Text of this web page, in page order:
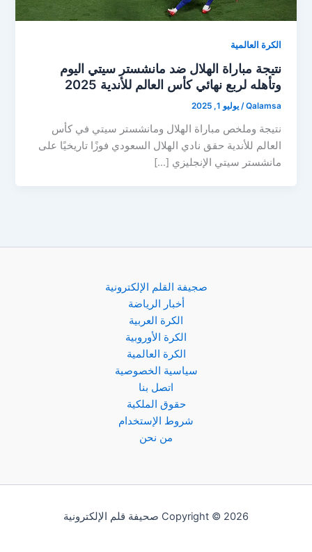
الكرة العالمية
نتيجة مباراة الهلال ضد مانشستر سيتي اليوم
وتأهله لربع نهائي كأس العالم للأندية 2025
Qalamsa
/يوليو 1, 2025
نتيجة وملخص مباراة الهلال ومانشستر سيتي في كأس
العالم للأندية حقق نادي الهلال السعودي فوزًا تاريخيًا على
مانشستر سيتي الإنجليزي […]
صجيفة القلم الإلكترونية
أخبار الرياضة
الكرة العربية
الكرة الأوروبية
الكرة العالمية
سياسية الخصوصية
اتصل بنا
حقوق الملكية
شروط الإستخدام
من نحن
Copyright © 2026 صحيفة قلم الإلكترونية